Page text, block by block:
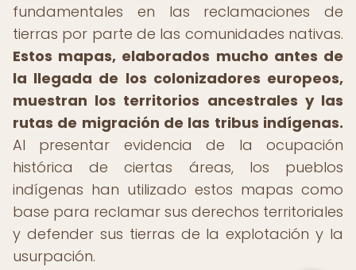
fundamentales en las reclamaciones de
tierras por parte de las comunidades nativas.
Estos mapas, elaborados mucho antes de
la llegada de los colonizadores europeos,
muestran los territorios ancestrales y las
rutas de migración de las tribus indígenas.
Al presentar evidencia de la ocupación
histórica de ciertas áreas, los pueblos
indígenas han utilizado estos mapas como
base para reclamar sus derechos territoriales
y defender sus tierras de la explotación y la
usurpación.